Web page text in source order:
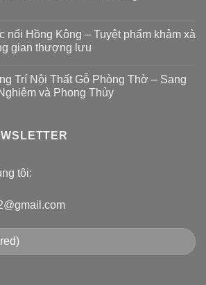
nổi Hồng Kông – Tuyệt phẩm khảm xà
gian thượng lưu
Trí Nội Thất Gỗ Phòng Thờ – Sang
và Phong Thủy
tôi: